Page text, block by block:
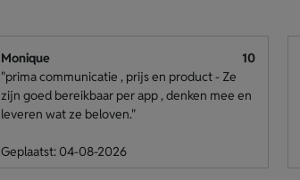
Monique
10
"prima communicatie , prijs en product - Ze
zijn goed bereikbaar per app , denken mee en
leveren wat ze beloven."
Geplaatst: 04-08-2026